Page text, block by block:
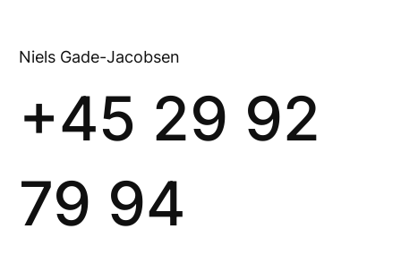
Niels Gade-Jacobsen
+45 29 92
79 94